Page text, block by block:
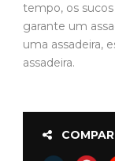
tempo, os
garante um
uma assadeira,
assadeira.